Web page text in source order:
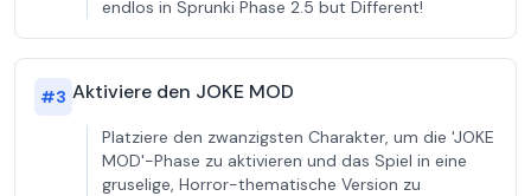
endlos in Sprunki Phase 2.5 but Different!
#3 Aktiviere den JOKE MOD
Platziere den zwanzigsten Charakter, um die 'JOKE
MOD'-Phase zu aktivieren und das Spiel in eine
gruselige, Horror-thematische Version zu